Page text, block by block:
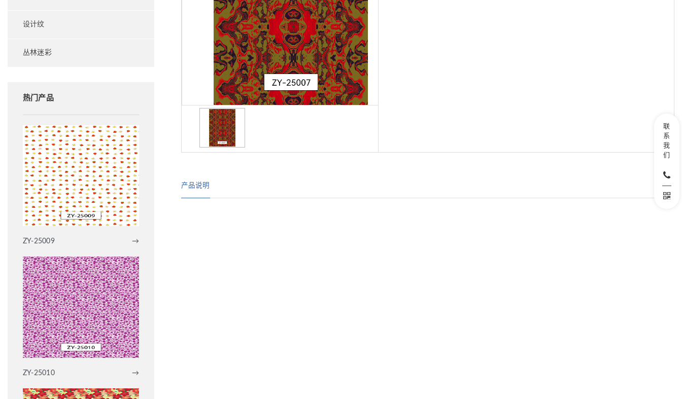
设计纹
丛林迷彩
热门产品
→
ZY-25009
→
ZY-25010
产品说明
联
系
我
们